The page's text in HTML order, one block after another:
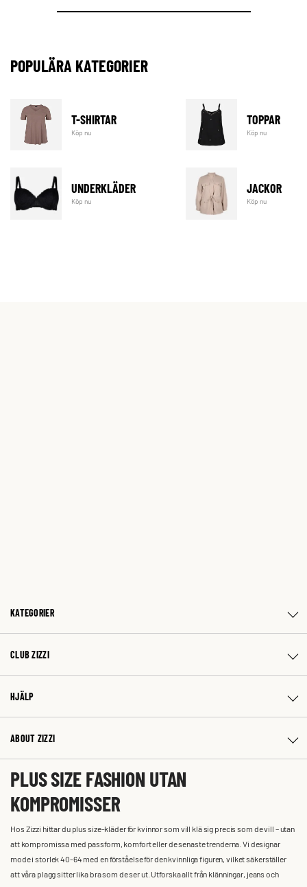
POPULÄRA KATEGORIER
T-SHIRTAR
Köp nu
TOPPAR
Köp nu
UNDERKLÄDER
Köp nu
JACKOR
Köp nu
KATEGORIER
CLUB ZIZZI
HJÄLP
ABOUT ZIZZI
PLUS SIZE FASHION UTAN
KOMPROMISSER
Hos Zizzi hittar du plus size-kläder för kvinnor som vill klä sig precis som de vill – utan
att kompromissa med passform, komfort eller de senaste trenderna. Vi designar
mode i storlek 40-64 med en förståelse för den kvinnliga figuren, vilket säkerställer
att våra plagg sitter lika bra som de ser ut. Utforska allt från klänningar, jeans och